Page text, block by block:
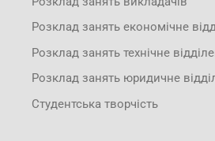
Розклад занять економічне
Розклад занять технічне
Розклад занять юридичне
Студентська творчість